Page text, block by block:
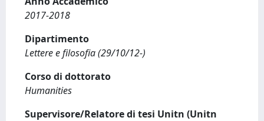
2017-2018
Dipartimento
Lettere e filosofia (29/10/12-)
Corso di dottorato
Humanities
Supervisore/Relatore di tesi Unitn (Unitn